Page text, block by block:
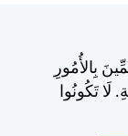
بِالأُمُورِ
لَا تَكُونُوا